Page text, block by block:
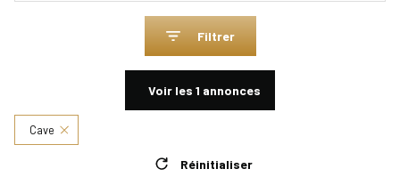
Filtrer
Voir les 1 annonces
Cave
Réinitialiser